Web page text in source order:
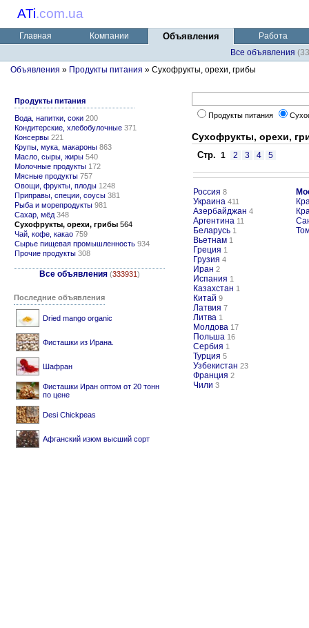
ATi.com.ua
Главная Компании Объявления
Работа
Все объявления
Объявления » Продукты питания » Сухофрукты, орехи, грибы
Продукты питания
Вода, напитки, соки 200
Кондитерские, хлебобулочные 371
Консервы 221
Крупы, мука, макароны 863
Масло, сыры, жиры 540
Молочные продукты 172
Мясные продукты 757
Овощи, фрукты, плоды 1248
Приправы, специи, соусы 381
Рыба и морепродукты 981
Сахар, мёд 348
Сухофрукты, орехи, грибы 564
Чай, кофе, какао 759
Сырье пищевая промышленность 934
Прочие продукты 308
Все объявления (333931)
Последние объявления
Dried mango organic
Фисташки из Ирана.
Шафран
Фисташки Иран оптом от 20 тонн
по цене
Desi Chickpeas
Афганский изюм высший сорт
Продукты питания
Сухофрукты, орехи,
Стр. 1 2 3 4 5
Россия 8
Украина 411
Азербайджан 4
Аргентина 11
Беларусь 1
Вьетнам 1
Греция 1
Грузия 4
Иран 2
Испания 1
Казахстан 1
Китай 9
Латвия 7
Литва 1
Молдова 17
Польша 16
Сербия 1
Турция 5
Узбекистан 23
Франция 2
Чили 3